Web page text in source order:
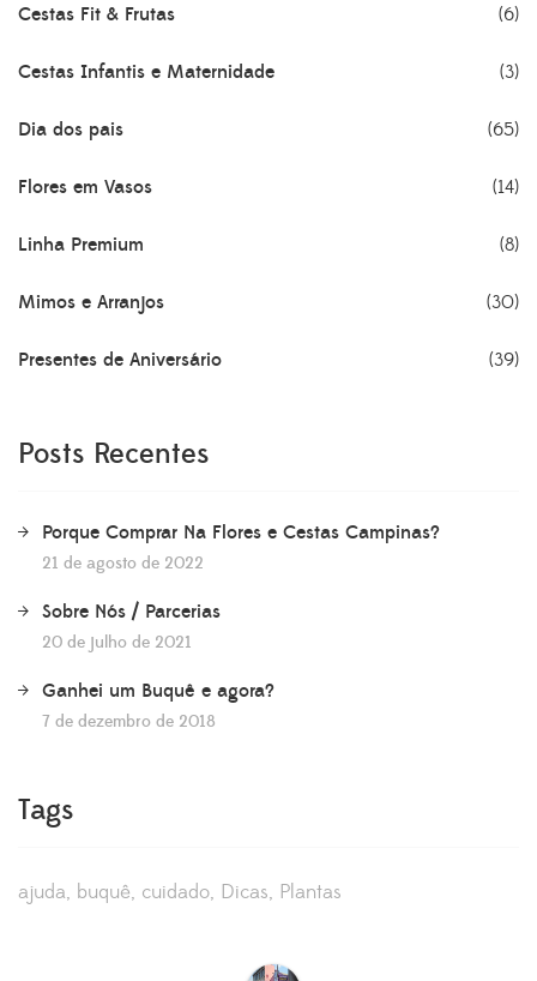
Cestas Fit & Frutas (6)
Cestas Infantis e Maternidade (3)
Dia dos pais (65)
Flores em Vasos (14)
Linha Premium (8)
Mimos e Arranjos (30)
Presentes de Aniversário (39)
Posts Recentes
Porque Comprar Na Flores e Cestas Campinas?
21 de agosto de 2022
Sobre Nós / Parcerias
20 de julho de 2021
Ganhei um Buquê e agora?
7 de dezembro de 2018
Tags
ajuda buquê cuidado Dicas Plantas